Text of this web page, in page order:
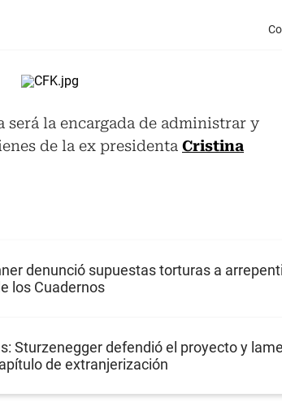
será la encargada de administrar y
de la ex presidenta Cristina
denunció supuestas torturas a
los Cuadernos
Sturzenegger defendió el proyecto y
de extranjerización